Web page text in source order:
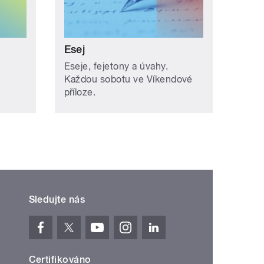
Esej
Eseje, fejetony a úvahy.
Každou sobotu ve Víkendové
příloze.
Sledujte nás
Certifikováno